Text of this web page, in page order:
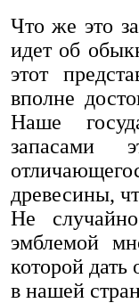
Что же это
идет об
этот
вполне
Наше
запасами
древесины,
Не
эмблемой
которой
в нашей